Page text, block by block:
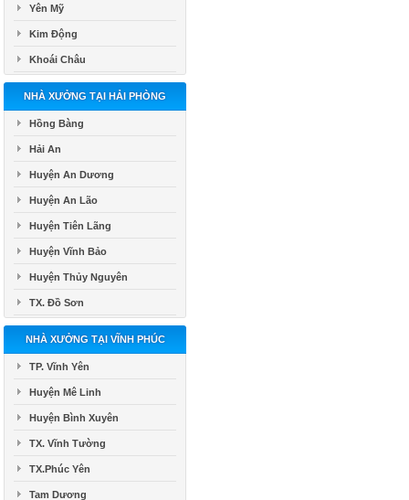
Yên Mỹ
Kim Động
Khoái Châu
NHÀ XƯỞNG TẠI HẢI PHÒNG
Hồng Bàng
Hải An
Huyện An Dương
Huyện An Lão
Huyện Tiên Lãng
Huyện Vĩnh Bảo
Huyện Thủy Nguyên
TX. Đồ Sơn
NHÀ XƯỞNG TẠI VĨNH PHÚC
TP. Vĩnh Yên
Huyện Mê Linh
Huyện Bình Xuyên
TX. Vĩnh Tường
TX.Phúc Yên
Tam Dương